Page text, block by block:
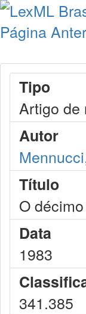
Página
Tipo
Artigo de
Autor
Título
O
Data
1983
341.385